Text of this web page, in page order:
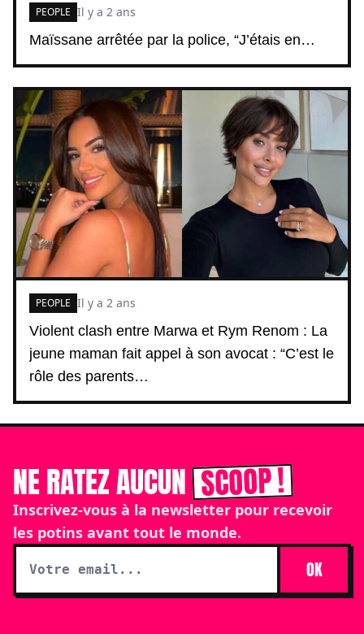
Maïssane arrêtée par la police, “J’étais en…
PEOPLE Il y a 2 ans
Violent clash entre Marwa et Rym Renom : La
jeune maman fait appel à son avocat : “C’est le
rôle des parents…
PEOPLE Il y a 2 ans
NE RATEZ AUCUNSCOOP !
Inscrivez-vous à la newsletter pour recevoir
les potins avant tout le monde.
OK